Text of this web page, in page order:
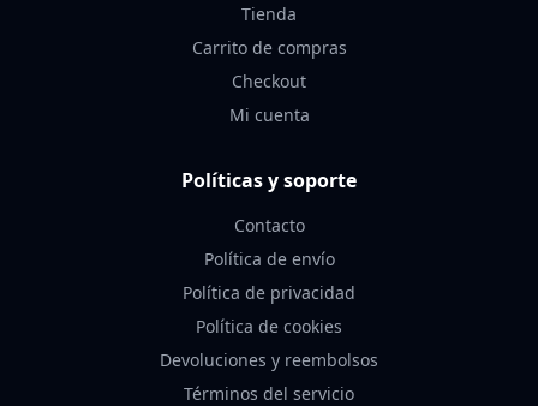
Tienda
Carrito de compras
Checkout
Mi cuenta
Políticas y soporte
Contacto
Política de envío
Política de privacidad
Política de cookies
Devoluciones y reembolsos
Términos del servicio